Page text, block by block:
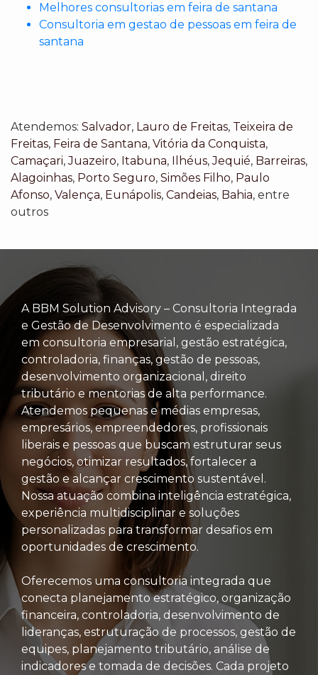
Melhores consultorias em feira de santana
Consultoria em gestao de pessoas em feira de
santana
Atendemos: Salvador, Lauro de Freitas, Teixeira de
Freitas, Feira de Santana, Vitória da Conquista,
Camaçari,Juazeiro, Itabuna, Ilhéus,Jequié, Barreiras,
Alagoinhas, Porto Seguro, Simões Filho, Paulo
Afonso, Valença, Eunápolis, Candeias, Bahia, entre
outros
A BBM Solution Advisory – Consultoria Integrada
e Gestão de Desenvolvimento é especializada
em consultoria empresarial, gestão estratégica,
controladoria, finanças, gestão de pessoas,
desenvolvimento organizacional, direito
tributário e mentorias de alta performance.
Atendemos pequenas e médias empresas,
empresários, empreendedores, profissionais
liberais e pessoas que buscam estruturar seus
negócios, otimizar resultados, fortalecer a
gestão e alcançar crescimento sustentável.
Nossa atuação combina inteligência estratégica,
experiência multidisciplinar e soluções
personalizadas para transformar desafios em
oportunidades de crescimento.
Oferecemos uma consultoria integrada que
conecta planejamento estratégico, organização
financeira, controladoria, desenvolvimento de
lideranças, estruturação de processos, gestão de
equipes, planejamento tributário, análise de
indicadores e tomada de decisões. Cada projeto